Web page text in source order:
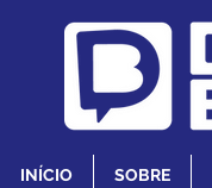
INÍCIO SOBRE